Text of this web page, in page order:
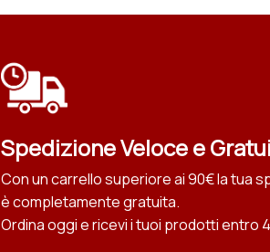
Spedizione Veloce e
Con un carrello superiore ai 90€ la tua
è completamente gratuita.
Ordina oggi e ricevi i tuoi prodotti entro